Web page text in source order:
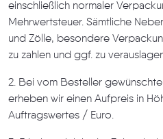
einschließlich normaler
Mehrwertsteuer. Sämtliche
und Zölle, besondere
zu zahlen und ggf. zu
2. Bei vom Besteller
erheben wir einen Aufpreis in
Auftragswertes / Euro.